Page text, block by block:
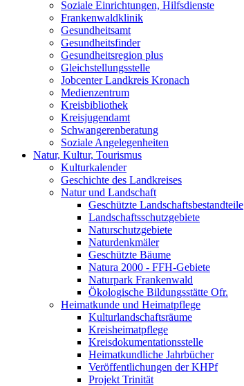
Soziale Einrichtungen, Hilfsdienste
Frankenwaldklinik
Gesundheitsamt
Gesundheitsfinder
Gesundheitsregion plus
Gleichstellungsstelle
Jobcenter Landkreis Kronach
Medienzentrum
Kreisbibliothek
Kreisjugendamt
Schwangerenberatung
Soziale Angelegenheiten
Natur, Kultur, Tourismus
Kulturkalender
Geschichte des Landkreises
Natur und Landschaft
Geschützte Landschaftsbestandteile
Landschaftsschutzgebiete
Naturschutzgebiete
Naturdenkmäler
Geschützte Bäume
Natura 2000 - FFH-Gebiete
Naturpark Frankenwald
Ökologische Bildungsstätte Ofr.
Heimatkunde und Heimatpflege
Kulturlandschaftsräume
Kreisheimatpflege
Kreisdokumentationsstelle
Heimatkundliche Jahrbücher
Veröffentlichungen der KHPf
Projekt Trinität